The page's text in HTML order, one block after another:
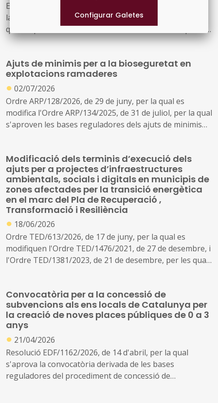
Extracte de la Resolució de 29 de desembre de 2025, de
la Secretaria General de Coordinació Territorial, per la
qual s'aprova la convocatòria de les subvencions per a la
recuperació de danys en infraestructures municipals i
tercer de l'Acord del Consell de Ministres de 26 d'agost
de 2025.
Ajuts de minimis per a la bioseguretat en
explotacions ramaderes
● 02/07/2026
Ordre ARP/128/2026, de 29 de juny, per la qual es
modifica l'Ordre ARP/134/2025, de 31 de juliol, per la qual
s'aproven les bases reguladores dels ajuts de minimis
les espècies bovina, ovina o caprina
Modificació dels terminis d’execució dels
ajuts per a projectes d’infraestructures
ambientals, socials i digitals en municipis de
zones afectades per la transició energètica
en el marc del Pla de Recuperació ,
Transformació i Resiliència
● 18/06/2026
Ordre TED/613/2026, de 17 de juny, per la qual es
modifiquen l'Ordre TED/1476/2021, de 27 de desembre, i
l'Ordre TED/1381/2023, de 21 de desembre, per les quals
en municipis de zones afectades per la transició
energètica en el marc del Pla de Recuperació,
Transformació i Resiliència.
Convocatòria per a la concessió de
subvencions als ens locals de Catalunya per
la creació de noves places públiques de 0 a 3
anys
● 21/04/2026
Resolució EDF/1162/2026, de 14 d'abril, per la qual
s'aprova la convocatòria derivada de les bases
reguladores del procediment de concessió de